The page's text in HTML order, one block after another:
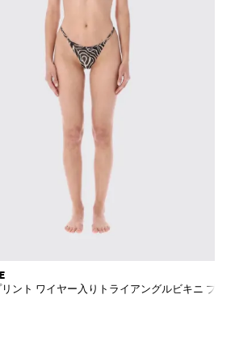
ント ワイヤー入りトライアングルビキニ ブラ